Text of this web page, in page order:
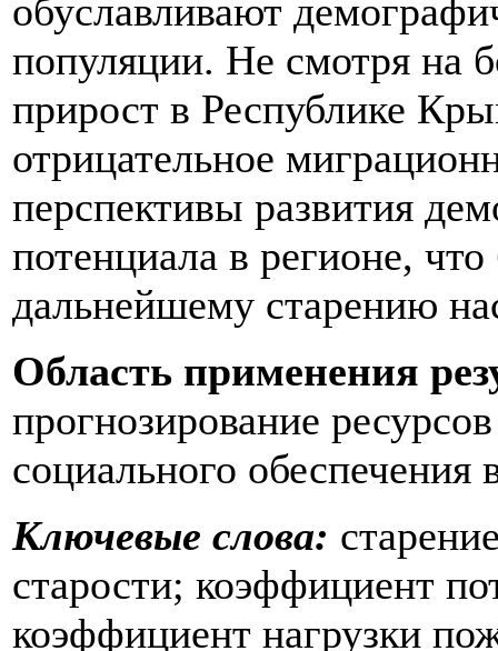
обуславливают
популяции. Не смотря на
прирост в Республике
отрицательное
перспективы развития
потенциала в регионе, что
дальнейшему старению
Область применения
прогнозирование
социального
Ключевые слова:
старости; коэффициент
коэффициент нагрузки